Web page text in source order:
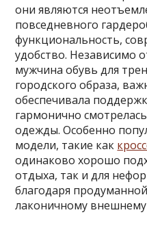
они являются
повседневного
функциональность,
удобство. Независимо
мужчина обувь для
городского образа,
обеспечивала
гармонично
одежды. Особенно
модели, такие как
одинаково хорошо
отдыха, так и для
благодаря
лаконичному внешнему